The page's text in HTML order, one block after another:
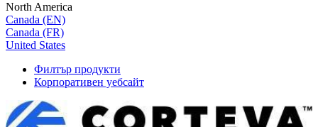
North America
Canada (EN)
Canada (FR)
United States
Филтър продукти
Корпоративен уебсайт